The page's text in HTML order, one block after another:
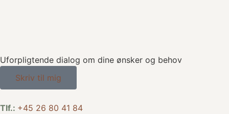
Uforpligtende dialog om dine ønsker og behov
Skriv til mig
Tlf.: +45 26 80 41 84